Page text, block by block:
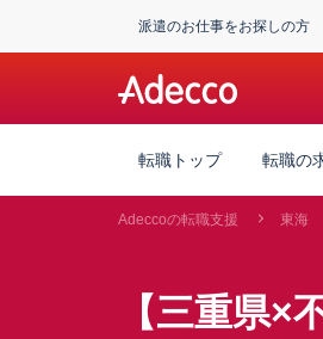
派遣のお仕事をお探しの方
転職トップ 転職の
Adeccoの転職支援 東海
【三重県×